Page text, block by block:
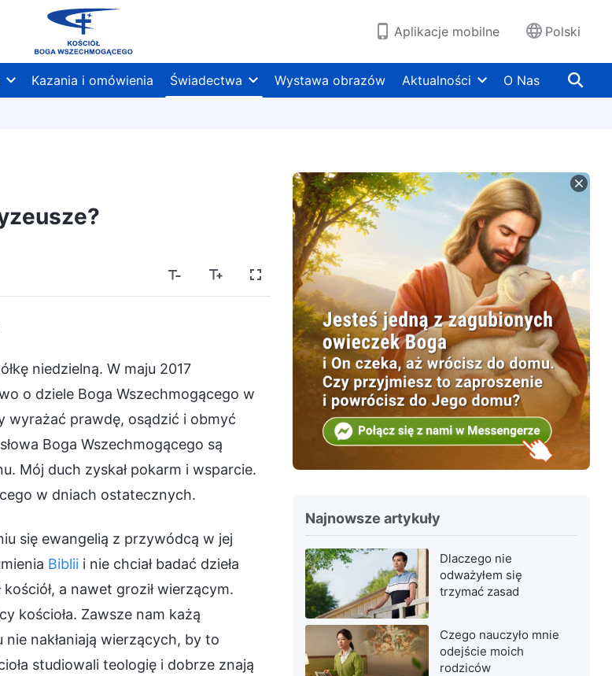
Aplikacje mobilne Polski
Kazania i omówienia Świadectwa Wystawa obrazów Aktualności O Nas
niedzielną. W maju 2017
o dziele Boga Wszechmogącego w
wyrażać prawdę, osądzić i obmyć
Boga Wszechmogącego są
Mój duch zyskał pokarm i wsparcie.
w dniach ostatecznych.
się ewangelią z przywódcą w jej
Biblii i nie chciał badać dzieła
a nawet groził wierzącym.
kościoła. Zawsze nam każą
nie nakłaniają wierzących, by to
studiowali teologię i dobrze znają
Najnowsze artykuły
Dlaczego nie
odważyłem się
trzymać zasad
Czego nauczyło mnie
odejście moich
rodziców